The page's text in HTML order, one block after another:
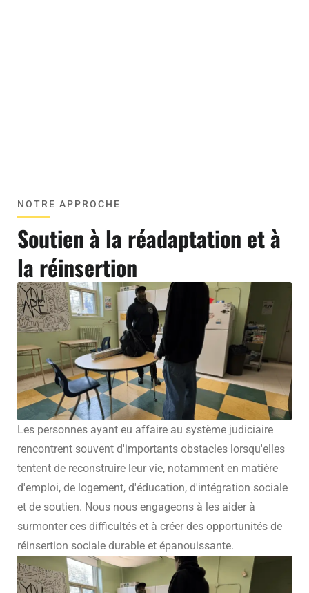
NOTRE APPROCHE
Soutien à la réadaptation et à
la réinsertion
Les personnes ayant eu affaire au système judiciaire
rencontrent souvent d'importants obstacles lorsqu'elles
tentent de reconstruire leur vie, notamment en matière
d'emploi, de logement, d'éducation, d'intégration sociale
et de soutien. Nous nous engageons à les aider à
surmonter ces difficultés et à créer des opportunités de
réinsertion sociale durable et épanouissante.